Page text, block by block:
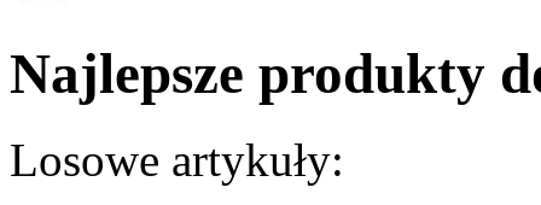
Najlepsze produkty
Losowe artykuły: